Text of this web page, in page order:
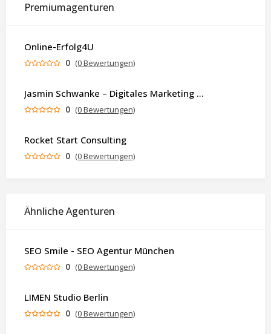
Premiumagenturen
Online-Erfolg4U
0 (0 Bewertungen)
Jasmin Schwanke – Digitales Marketing & KI-gestützte Contenterstellung
0 (0 Bewertungen)
Rocket Start Consulting
0 (0 Bewertungen)
Ähnliche Agenturen
SEO Smile - SEO Agentur München
0 (0 Bewertungen)
LIMEN Studio Berlin
0 (0 Bewertungen)